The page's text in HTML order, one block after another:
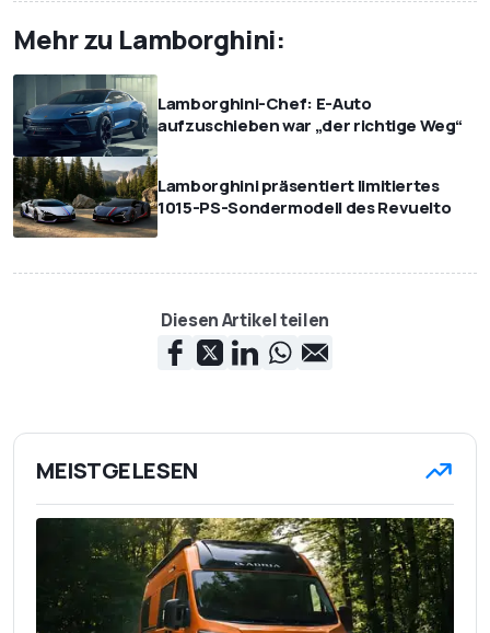
Mehr zu Lamborghini:
Lamborghini-Chef: E-Auto
aufzuschieben war „der richtige Weg“
Lamborghini präsentiert limitiertes
1015-PS-Sondermodell des Revuelto
Diesen Artikel teilen
MEISTGELESEN